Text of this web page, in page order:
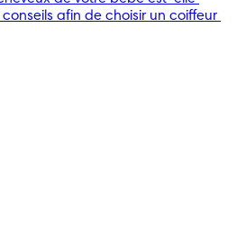
conseils afin de choisir un coiffeur